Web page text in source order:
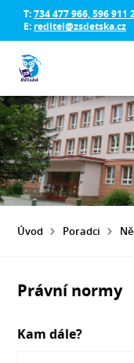
T:734 477 966, 596 911
E: reditel@zsdetska.cz
Úvod Poradci
Právní normy
Kam dále?